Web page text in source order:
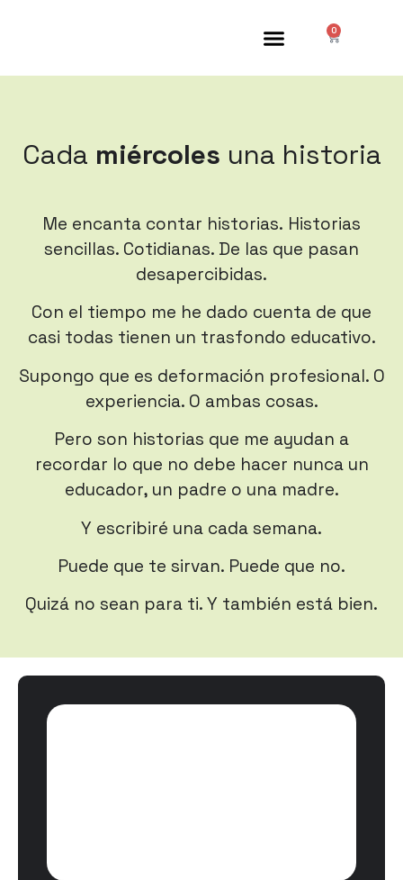
0
Cada miércoles una historia
Me encanta contar historias. Historias
sencillas. Cotidianas. De las que pasan
desapercibidas.
Con el tiempo me he dado cuenta de que
casi todas tienen un trasfondo educativo.
Supongo que es deformación profesional. O
experiencia. O ambas cosas.
Pero son historias que me ayudan a
recordar lo que no debe hacer nunca un
educador, un padre o una madre.
Y escribiré una cada semana.
Puede que te sirvan. Puede que no.
Quizá no sean para ti. Y también está bien.